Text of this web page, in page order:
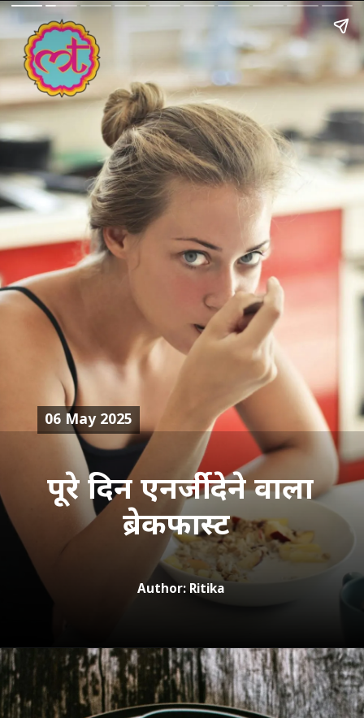
पूरे दिन एनर्जी देने वाला
ब्रेकफास्ट
06 May 2025
Author: Ritika